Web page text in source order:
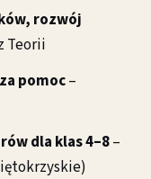
rozwój
Teorii
pomoc–
dla klas 4–8–